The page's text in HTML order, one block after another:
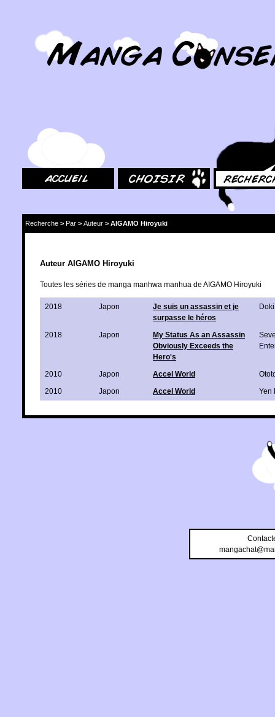
Recherche > Par > Auteur > AIGAMO Hiroyuki
Auteur AIGAMO Hiroyuki
Toutes les séries de manga manhwa manhua de AIGAMO Hiroyuki
2018 Japon
Je suis un assassin et je
surpasse le héros
2018 Japon
My Status As an Assassin
Obviously Exceeds the
Hero's
2010 Japon Accel World
2010
Japon Accel World Yen